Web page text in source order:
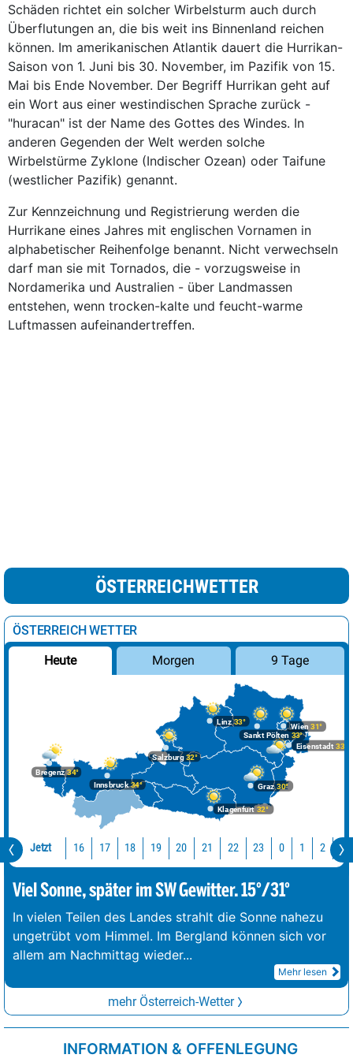
Schäden richtet ein solcher Wirbelsturm auch durch
Überflutungen an, die bis weit ins Binnenland reichen
können. Im amerikanischen Atlantik dauert die Hurrikan-
Saison von 1. Juni bis 30. November, im Pazifik von 15.
Mai bis Ende November. Der Begriff Hurrikan geht auf
ein Wort aus einer westindischen Sprache zurück -
"huracan" ist der Name des Gottes des Windes. In
anderen Gegenden der Welt werden solche
Wirbelstürme Zyklone (Indischer Ozean) oder Taifune
(westlicher Pazifik) genannt.
Zur Kennzeichnung und Registrierung werden die
Hurrikane eines Jahres mit englischen Vornamen in
alphabetischer Reihenfolge benannt. Nicht verwechseln
darf man sie mit Tornados, die - vorzugsweise in
Nordamerika und Australien - über Landmassen
entstehen, wenn trocken-kalte und feucht-warme
Luftmassen aufeinandertreffen.
ÖSTERREICHWETTER
ÖSTERREICH WETTER
Heute Morgen 9 Tage
Bregenz34°
Graz30°
Innsbruck34°
Klagenfurt 32°
Linz33°
Salzburg32°
Wien 31°
Eisenstadt 33°
Sankt Pölten 33°
Jetzt 16 17 18 19 20 21 22 23 0 1 2 3
Viel Sonne, später im SW Gewitter. 15°/31°
In vielen Teilen des Landes strahlt die Sonne nahezu
ungetrübt vom Himmel. Im Bergland können sich vor
allem am Nachmittag wieder...
Mehr lesen
mehr Österreich-Wetter
INFORMATION & OFFENLEGUNG